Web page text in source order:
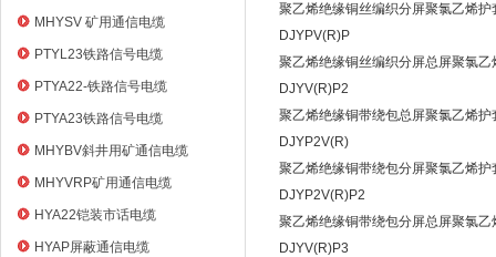
MHYSV 矿用通信电缆
PTYL23铁路信号电缆
PTYA22-铁路信号电缆
PTYA23铁路信号电缆
MHYBV斜井用矿通信电缆
MHYVRP矿用通信电缆
HYA22铠装市话电缆
HYAP屏蔽通信电缆
聚乙烯绝缘铜丝编织分屏聚氯乙烯
DJYPV(R)P
聚乙烯绝缘铜丝编织分屏总屏聚氯
DJYV(R)P2
聚乙烯绝缘铜带绕包总屏聚氯乙烯
DJYP2V(R)
聚乙烯绝缘铜带绕包分屏聚氯乙烯
DJYP2V(R)P2
聚乙烯绝缘铜带绕包分屏总屏聚氯
DJYV(R)P3